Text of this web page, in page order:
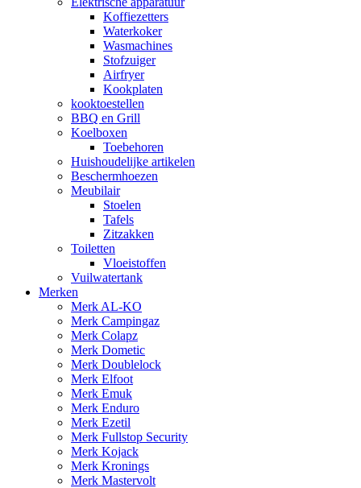
Koffiezetters
Waterkoker
Wasmachines
Stofzuiger
Airfryer
Kookplaten
kooktoestellen
BBQ en Grill
Koelboxen
Toebehoren
Huishoudelijke artikelen
Beschermhoezen
Meubilair
Stoelen
Tafels
Zitzakken
Toiletten
Vloeistoffen
Vuilwatertank
Merken
Merk AL-KO
Merk Campingaz
Merk Colapz
Merk Dometic
Merk Doublelock
Merk Elfoot
Merk Emuk
Merk Enduro
Merk Ezetil
Merk Fullstop Security
Merk Kojack
Merk Kronings
Merk Mastervolt